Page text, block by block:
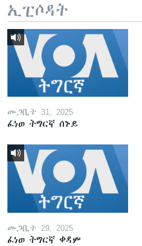
ኢፒሶዳት
መጋቢት 31, 2025
ፈነወ ትግርኛ ሰኑይ
መጋቢት 29, 2025
ፈነወ ትግርኛ ቀዳም